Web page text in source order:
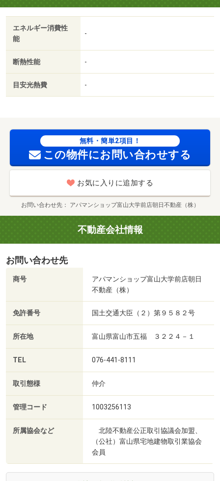
輪場／宅配ボックス／ＣＡＴＶ／即入居可／敷金不要／対
面式キッチン／防犯カメラ／ペット相談／ＩＨクッキング
ヒーター／照明付／保証人不要／二人入居相談／ネット使
用料不要／床下収納／築２年以内／築３年以内／トイレ未
築５年以内／ＬＤＫ１２畳以上／都市ガス／ＢＳ／礼金２
ヶ月／保証会社利用可／ＩＴ重説 対応物件／（株）ホク
タテ／事業所内保育所きぼう保育園（幼稚園・保育園）ま
９５ｍ／中央小学校（小学校）まで３９０ｍ／富山聖マリ
ア保育園（幼稚園・保育園）まで５２０ｍ／セブンイレブ
ン（コンビニ）まで４６９ｍ/賃貸戸数:6戸
エネルギー消費性
能
-
断熱性能 -
目安光熱費 -
無料・簡単2項目！
この物件にお問い合わせする
お気に入りに追加する
お問い合わせ先 アパマンショップ富山大学前店朝日不動産（株）
不動産会社情報
お問い合わせ先
商号
アパマンショップ富山大学前店朝日
不動産（株）
免許番号 国土交通大臣（２）第９５８２号
所在地 富山県富山市五福 ３２２４－１
TEL 076-441-8111
取引態様 仲介
管理コード 1003256113
所属協会など
北陸不動産公正取引協議会加盟、
（公社）富山県宅地建物取引業協会
会員